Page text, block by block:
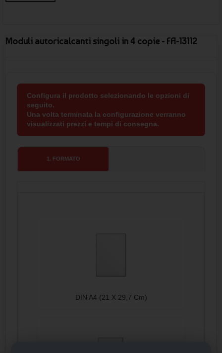
Moduli autoricalcanti singoli in 4 copie - FA-13112
Configura il prodotto selezionando le opzioni di
seguito.
Una volta terminata la configurazione verranno
visualizzati prezzi e tempi di consegna.
1 . FORMATO
DIN A4 (21 X 29,7 Cm)